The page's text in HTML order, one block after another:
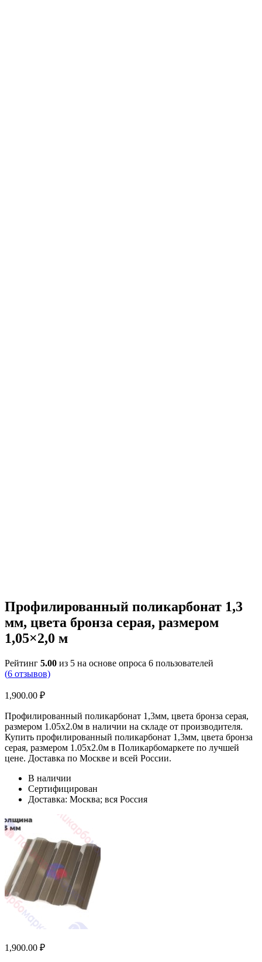
Профилированный поликарбонат 1,3
мм, цвета бронза серая, размером
1,05×2,0 м
Рейтинг 5.00 из 5 на основе опроса 6 пользователей
(6 отзывов)
1,900.00 ₽
Профилированный поликарбонат 1,3мм, цвета бронза серая,
размером 1.05х2.0м в наличии на складе от производителя.
Купить профилированный поликарбонат 1,3мм, цвета бронза
серая, размером 1.05х2.0м в Поликарбомаркете по лучшей
цене. Доставка по Москве и всей России.
В наличии
Сертифицирован
Доставка: Москва; вся Россия
1,900.00 ₽